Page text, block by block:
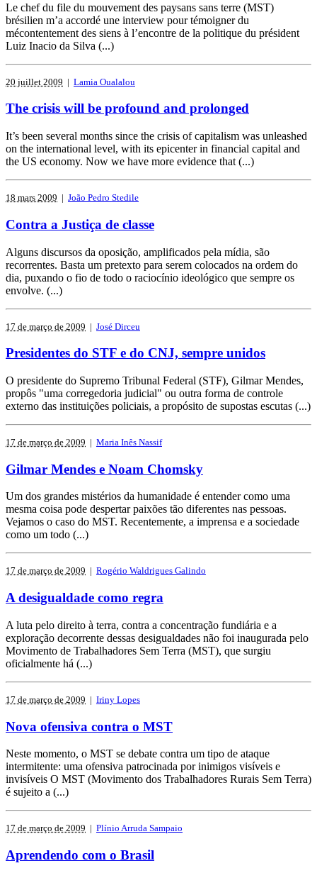
Le chef du file du mouvement des paysans sans terre (MST)
brésilien m’a accordé une interview pour témoigner du
mécontentement des siens à l’encontre de la politique du président
Luiz Inacio da Silva (...)
20 juillet 2009 | Lamia Oualalou
The crisis will be profound and prolonged
It’s been several months since the crisis of capitalism was unleashed
on the international level, with its epicenter in financial capital and
the US economy. Now we have more evidence that (...)
18 mars 2009 | João Pedro Stedile
Contra a Justiça de classe
Alguns discursos da oposição, amplificados pela mídia, são
recorrentes. Basta um pretexto para serem colocados na ordem do
dia, puxando o fio de todo o raciocínio ideológico que sempre os
envolve. (...)
17 de março de 2009 | José Dirceu
Presidentes do STF e do CNJ, sempre unidos
O presidente do Supremo Tribunal Federal (STF), Gilmar Mendes,
propôs "uma corregedoria judicial" ou outra forma de controle
externo das instituições policiais, a propósito de supostas escutas (...)
17 de março de 2009 | Maria Inês Nassif
Gilmar Mendes e Noam Chomsky
Um dos grandes mistérios da humanidade é entender como uma
mesma coisa pode despertar paixões tão diferentes nas pessoas.
Vejamos o caso do MST. Recentemente, a imprensa e a sociedade
como um todo (...)
17 de março de 2009 | Rogério Waldrigues Galindo
A desigualdade como regra
A luta pelo direito à terra, contra a concentração fundiária e a
exploração decorrente dessas desigualdades não foi inaugurada pelo
Movimento de Trabalhadores Sem Terra (MST), que surgiu
oficialmente há (...)
17 de março de 2009 | Iriny Lopes
Nova ofensiva contra o MST
Neste momento, o MST se debate contra um tipo de ataque
intermitente: uma ofensiva patrocinada por inimigos visíveis e
invisíveis O MST (Movimento dos Trabalhadores Rurais Sem Terra)
é sujeito a (...)
17 de março de 2009 | Plínio Arruda Sampaio
Aprendendo com o Brasil